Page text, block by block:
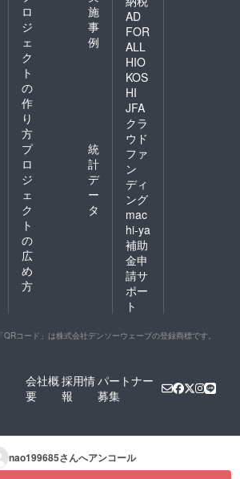
ロ
ジ
ェ
ク
ト
の
作
り
方
施
事
例
プ
ロ
ジ
ェ
ク
ト
の
広
め
方
統
計
デ
ー
タ
AD
FOR
ALL
HIO
KOS
HI
JFA
クラ
ウド
ファ
ン
ディ
ング
mac
hi-ya
補助
金申
請サ
ポー
ト
「QRコード」は株式会社デンソーウェーブの登録商標です。
会社概
要
採用情
報
パートナー
募集
nao199685さんへアンコール